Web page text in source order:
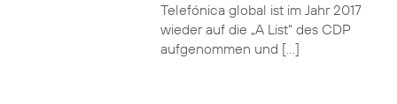
Telefónica global ist im Jahr 2017
wieder auf die „A List“ des CDP
aufgenommen und […]